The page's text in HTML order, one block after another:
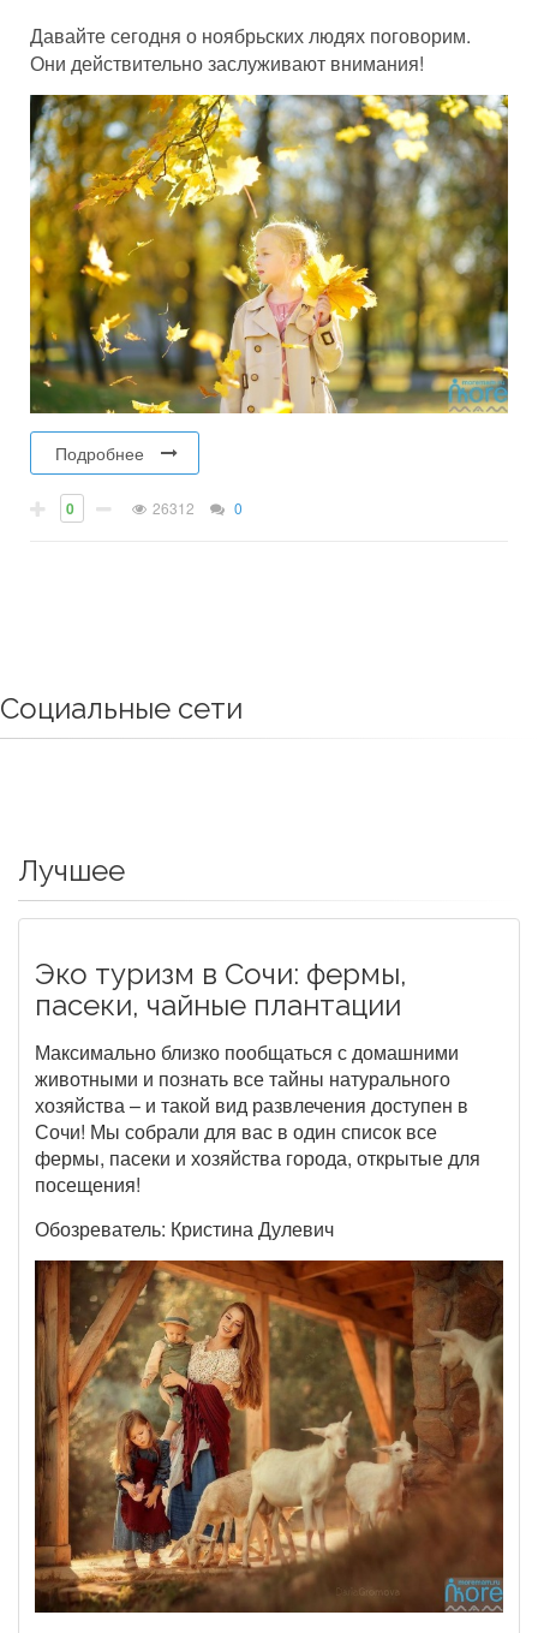
Давайте сегодня о ноябрьских людях поговорим.
Они действительно заслуживают внимания!
Подробнее
0 26312 0
Социальные сети
Лучшее
Эко туризм в Сочи: фермы,
пасеки, чайные плантации
Максимально близко пообщаться с домашними
животными и познать все тайны натурального
хозяйства – и такой вид развлечения доступен в
Сочи! Мы собрали для вас в один список все
фермы, пасеки и хозяйства города, открытые для
посещения!
Обозреватель: Кристина Дулевич